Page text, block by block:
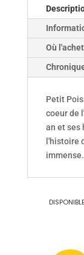
Où
Petit
coeur de
an et ses
l'histoire
immense.